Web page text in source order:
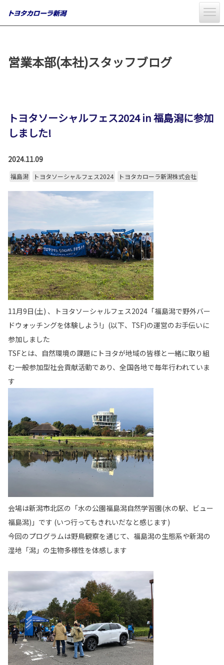
営業本部(本社)スタッフブログ
トヨタソーシャルフェス2024 in 福島潟に参加
しました!
2024.11.09
福島潟 トヨタソーシャルフェス2024 トヨタカローラ新潟株式会社
11月9日(土) 、トヨタソーシャルフェス2024「福島潟で野外バー
ドウォッチングを体験しよう!」(以下、TSF)の運営のお手伝いに
参加しました
TSFとは、自然環境の課題にトヨタが地域の皆様と一緒に取り組
む一般参加型社会貢献活動であり、全国各地で毎年行われていま
す
会場は新潟市北区の「水の公園福島潟自然学習園(水の駅、ビュー
福島潟)」です (いつ行ってもきれいだなと感じます)
今回のプログラムは野鳥観察を通じて、福島潟の生態系や新潟の
湿地「潟」の生物多様性を体感します